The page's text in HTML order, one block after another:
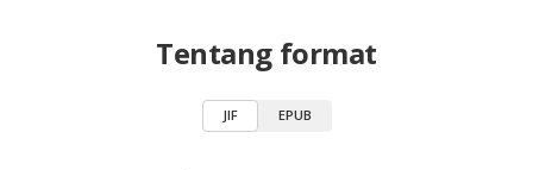
Tentang format
JIF EPUB